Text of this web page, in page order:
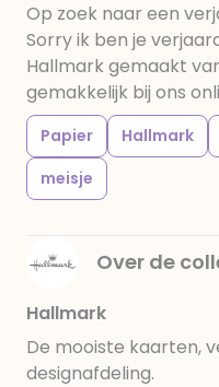
Op zoek naar een
Sorry ik ben je
Hallmark gemaakt
gemakkelijk bij ons
Papier Hallmark
meisje
Over de
Hallmark
De mooiste kaarten,
designafdeling.